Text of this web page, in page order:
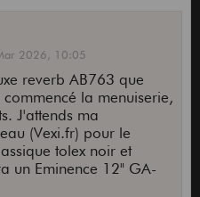
2026, 10:05
reverb AB763 que
la menuiserie,
J'attends ma
(Vexi.fr) pour le
tolex noir et
un Eminence 12" GA-